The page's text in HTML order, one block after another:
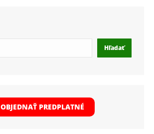
Hľadať
OBJEDNAŤ PREDPLATNÉ